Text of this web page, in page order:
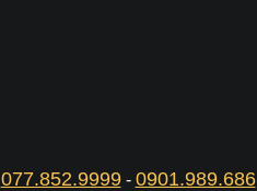
077.852.9999- 0901.989.686